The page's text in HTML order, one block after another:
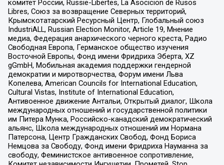
комитет России, Russie-Libertes, La Asocicion de Rusos
Libres, Союз за возвращение Северных территорий,
Крымскотатарский Ресурсный Центр, Глобальный союз
IndustriALL, Russian Election Monitor, Article 19, Мнение
медиа, Федерация анархического черного креста, Радио
Свободная Европа, Германское общество изучения
Восточной Европы, Фонд имени Фридриха Эберта, XZ
gGmbH, Мобильная академия поддержки гендерной
демократии и миротворчества, Форум имени Льва
Копелева, American Councils for International Education,
Cultural Vistas, Institute of International Education,
Антивоенное движение Антальи, Открытый диалог, Школа
международных отношений и государственной политики
им Питера Мунка, Российско-канадский демократический
альянс, Школа международных отношений им Нормана
Патерсона, Центр Гражданских Свобод, Фонд Бориса
Немцова за Свободу, Фонд имени Фридриха Науманна за
свободу, Феминистское антивоенное сопротивление,